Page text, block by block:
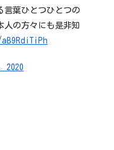
言葉ひとつひとつの
人の方々にも是非知
2020